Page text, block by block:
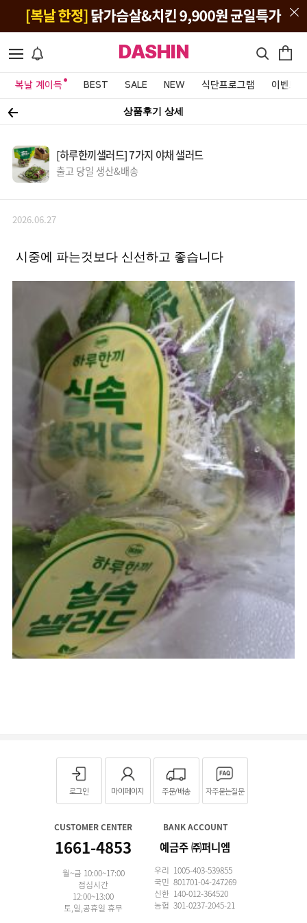
DASHIN
복날 계이득 BEST SALE NEW 식단프로그램 이벤트&
상품후기 상세
[하루한끼샐러드] 7가지 야채 샐러드
출고 당일 생산&배송
2026.06.27
시중에 파는것보다 신선하고 좋습니다
로그인 마이페이지 주문/배송 자주묻는질문
CUSTOMER CENTER
1661-4853
월~금 10:00~17:00
점심시간
12:00~13:00
토,일,공휴일 휴무
BANK ACCOUNT
예금주 ㈜퍼니엠
우리 1005-403-539855
국민 801701-04-247269
신한 140-012-364520
농협 301-0237-2045-21